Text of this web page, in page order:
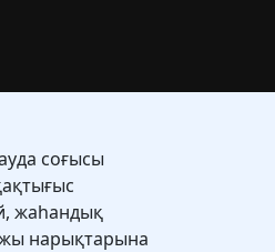
соғысы
жаһандық
нарықтарына